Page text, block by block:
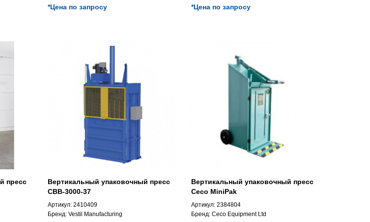
*Цена по запросу *Цена по запросу
пресс
Вертикальный упаковочный пресс
CBB-3000-37
Артикул: 2410409
Бренд: Vestil Manufacturing
Вертикальный упаковочный пресс
Ceco MiniPak
Артикул: 2384804
Бренд: Ceco Equipment Ltd